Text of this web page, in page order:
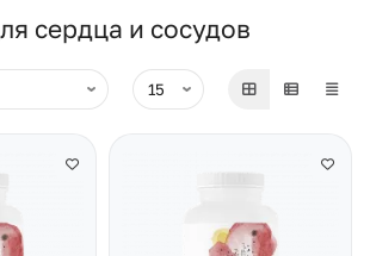
сердца и сосудов